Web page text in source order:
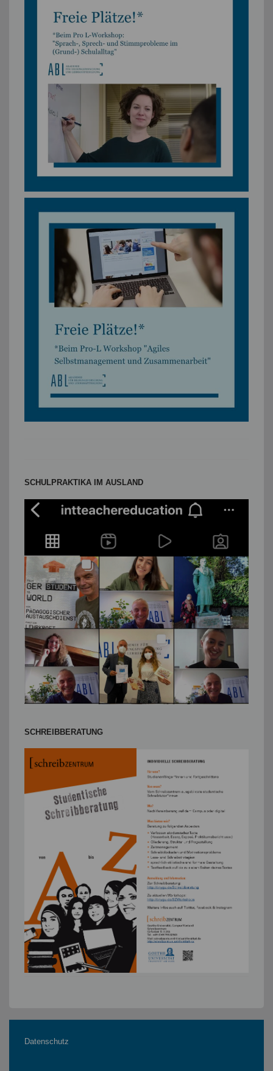
SCHULPRAKTIKA IM AUSLAND
SCHREIBBERATUNG
Datenschutz